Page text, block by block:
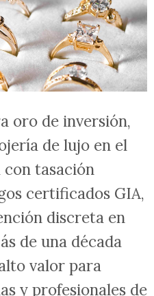
oro de inversión,
de lujo en el
con tasación
certificados GIA,
discreta en
de una década
valor para
y profesionales de